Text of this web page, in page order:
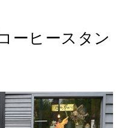
ーヒースタン